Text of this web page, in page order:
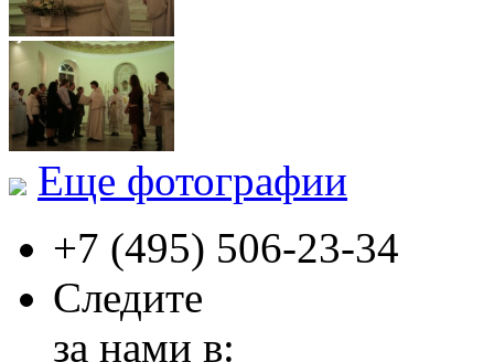
Еще фотографии
+7 (495) 506-23-34
Следите
за нами в: